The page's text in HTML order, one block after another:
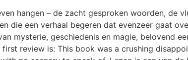
hangen – de zacht gesproken woorden, de
die een verhaal begeren dat evenzeer gaat
mysterie, geschiedenis en magie, belovend
review is: This book was a crushing